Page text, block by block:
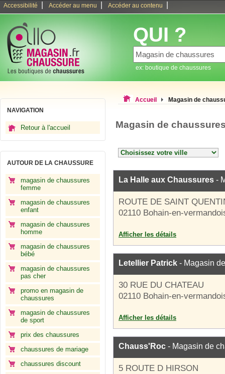
Accessibilité Accéder au menu Accéder au contenu
QUI ?
ex: boutique de chaussures
NAVIGATION
Retour à l'accueil
AUTOUR DE LA CHAUSSURE
magasin de chaussures
femme
magasin de chaussures
enfant
magasin de chaussures
homme
magasin de chaussures
bébé
magasin de chaussures
pas cher
promo en magasin de
chaussures
magasin de chaussures
de sport
prix des chaussures
chaussures de mariage
chaussures discount
Accueil Magasin de
Magasin de
La Halle aux Chaussures -
ROUTE DE SAINT
02110 Bohain-en-
Afficher les détails
Letellier Patrick - Magasin
30 RUE DU CHATEAU
02110 Bohain-en-
Afficher les détails
Chauss'Roc - Magasin de
5 ROUTE D HIRSON